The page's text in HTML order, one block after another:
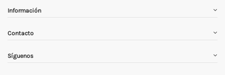
Información
Contacto
Síguenos